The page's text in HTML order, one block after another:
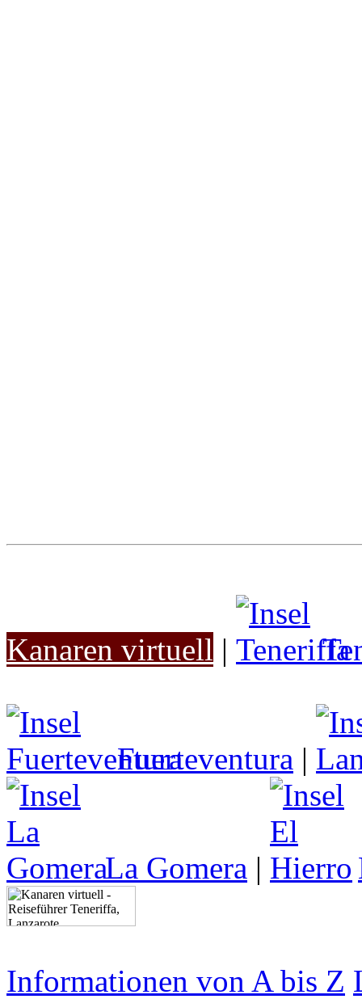
Kanaren virtuell |
Fuerteventura |
La Gomera |
Informationen von A bis Z